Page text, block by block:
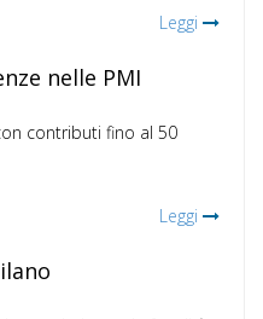
Leggi
nelle PMI
contributi fino al 50
Leggi